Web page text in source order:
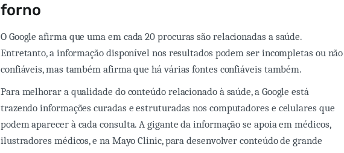
forno
O Google afirma que uma em cada 20 procuras são relacionadas a saúde.
Entretanto, a informação disponível nos resultados podem ser incompletas ou não
confiáveis, mas também afirma que há várias fontes confiáveis também.
Para melhorar a qualidade do conteúdo relacionado à saúde, a Google está
trazendo informações curadas e estruturadas nos computadores e celulares que
podem aparecer à cada consulta. A gigante da informação se apoia em médicos,
ilustradores médicos, e na Mayo Clinic, para desenvolver conteúdo de grande